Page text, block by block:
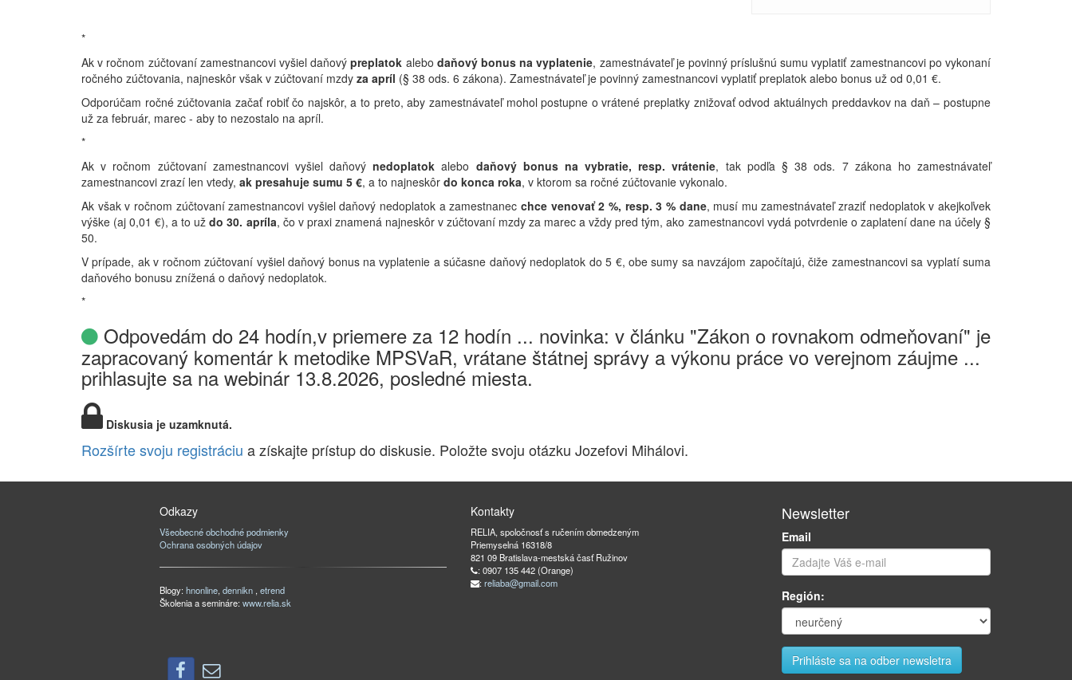
*
Ak v ročnom zúčtovaní zamestnancovi vyšiel daňový preplatok alebo daňový bonus na vyplatenie, zamestnávateľ je povinný príslušnú sumu vyplatiť zamestnancovi po vykonaní
ročného zúčtovania, najneskôr však v zúčtovaní mzdy za apríl (§ 38 ods. 6 zákona). Zamestnávateľ je povinný zamestnancovi vyplatiť preplatok alebo bonus už od 0,01 €.
Odporúčam ročné zúčtovania začať robiť čo najskôr, a to preto, aby zamestnávateľ mohol postupne o vrátené preplatky znižovať odvod aktuálnych preddavkov na daň – postupne
už za február, marec - aby to nezostalo na apríl.
*
Ak v ročnom zúčtovaní zamestnancovi vyšiel daňový nedoplatok alebo daňový bonus na vybratie, resp. vrátenie, tak podľa § 38 ods. 7 zákona ho zamestnávateľ
zamestnancovi zrazí len vtedy, ak presahuje sumu 5 €, a to najneskôr do konca roka, v ktorom sa ročné zúčtovanie vykonalo.
Ak však v ročnom zúčtovaní zamestnancovi vyšiel daňový nedoplatok a zamestnanec chce venovať 2 %, resp. 3 % dane, musí mu zamestnávateľ zraziť nedoplatok v akejkoľvek
výške (aj 0,01 €), a to už do 30. apríla, čo v praxi znamená najneskôr v zúčtovaní mzdy za marec a vždy pred tým, ako zamestnancovi vydá potvrdenie o zaplatení dane na účely §
50.
V prípade, ak v ročnom zúčtovaní vyšiel daňový bonus na vyplatenie a súčasne daňový nedoplatok do 5 €, obe sumy sa navzájom započítajú, čiže zamestnancovi sa vyplatí suma
daňového bonusu znížená o daňový nedoplatok.
*
Odpovedám do 24 hodín,v priemere za 12 hodín ... novinka: v článku "Zákon o rovnakom odmeňovaní" je
zapracovaný komentár k metodike MPSVaR, vrátane štátnej správy a výkonu práce vo verejnom záujme ...
prihlasujte sa na webinár 13.8.2026, posledné miesta.
Diskusia je uzamknutá.
Rozšírte svoju registráciu a získajte prístup do diskusie. Položte svoju otázku Jozefovi Mihálovi.
Odkazy
Všeobecné obchodné podmienky
Ochrana osobných údajov
Blogy: hnonline, dennikn , etrend
Školenia a semináre: www.relia.sk
Kontakty
RELIA, spoločnosť s ručením obmedzeným
Priemyselná 16318/8
821 09 Bratislava-mestská časť Ružinov
: 0907 135 442 (Orange)
: reliaba@gmail.com
Newsletter
Email
Región: